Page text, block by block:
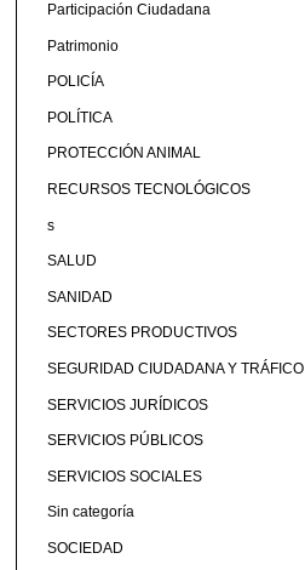
Participación Ciudadana
Patrimonio
POLICÍA
POLÍTICA
PROTECCIÓN ANIMAL
RECURSOS TECNOLÓGICOS
s
SALUD
SANIDAD
SECTORES PRODUCTIVOS
SEGURIDAD CIUDADANA Y TRÁFICO
SERVICIOS JURÍDICOS
SERVICIOS PÚBLICOS
SERVICIOS SOCIALES
Sin categoría
SOCIEDAD